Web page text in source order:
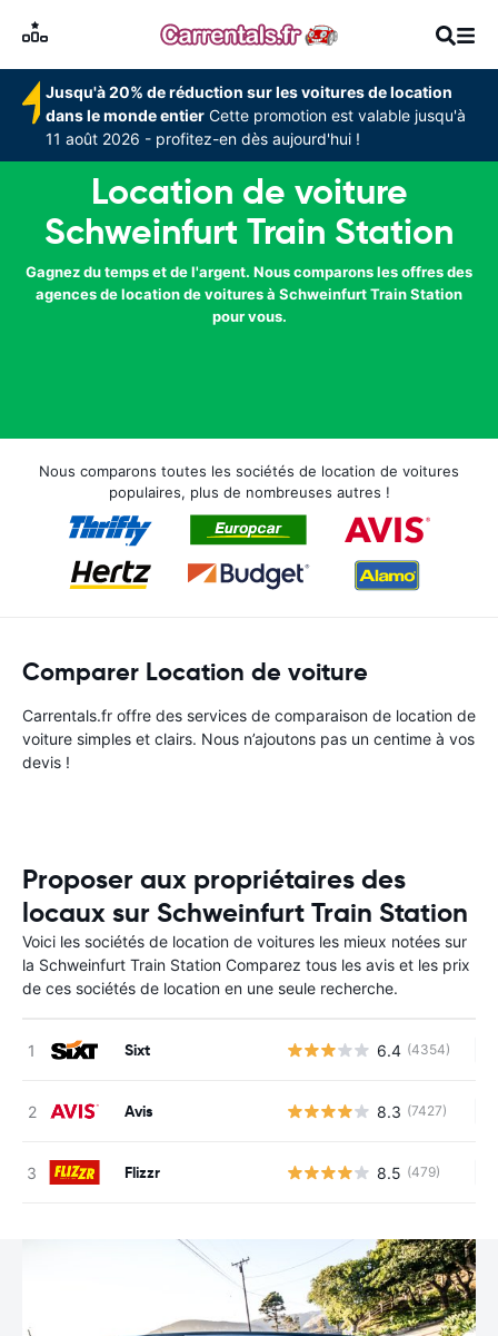
Jusqu'à 20% de réduction sur les voitures de location
dans le monde entier Cette promotion est valable jusqu'à
11 août 2026 - profitez-en dès aujourd'hui !
Location de voiture
Schweinfurt Train Station
Gagnez du temps et de l'argent. Nous comparons les offres des
agences de location de voitures à Schweinfurt Train Station
pour vous.
Nous comparons toutes les sociétés de location de voitures
populaires, plus de nombreuses autres !
Comparer Location de voiture
Carrentals.fr offre des services de comparaison de location de
voiture simples et clairs. Nous n’ajoutons pas un centime à vos
devis !
Proposer aux propriétaires des
locaux sur Schweinfurt Train Station
Voici les sociétés de location de voitures les mieux notées sur
la Schweinfurt Train Station Comparez tous les avis et les prix
de ces sociétés de location en une seule recherche.
Sixt 6.4 (4354)
Avis 8.3 (7427)
Flizzr 8.5 (479)